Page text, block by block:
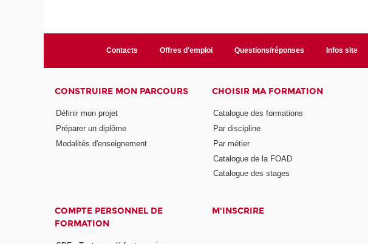
Contacts Offres d'emploi Questions/réponses Infos site
CONSTRUIRE MON PARCOURS
Définir mon projet
Préparer un diplôme
Modalités d'enseignement
CHOISIR MA FORMATION
Catalogue des formations
Par discipline
Par métier
Catalogue de la FOAD
Catalogue des stages
COMPTE PERSONNEL DE
FORMATION
M'INSCRIRE